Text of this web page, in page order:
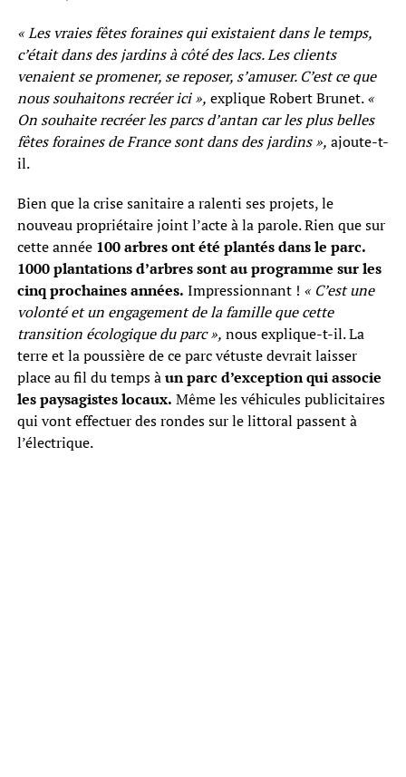
« Les vraies fêtes foraines qui existaient dans le temps,
c’était dans des jardins à côté des lacs. Les clients
venaient se promener, se reposer, s’amuser. C’est ce que
nous souhaitons recréer ici », explique Robert Brunet.«
On souhaite recréer les parcs d’antan car les plus belles
fêtes foraines de France sont dans des jardins », ajoute-t-
il.
Bien que la crise sanitaire a ralenti ses projets, le
nouveau propriétaire joint l’acte à la parole. Rien que sur
cette année 100 arbres ont été plantés dans le parc.
1000 plantations d’arbres sont au programme sur les
cinq prochaines années. Impressionnant ! « C’est une
volonté et un engagement de la famille que cette
transition écologique du parc », nous explique-t-il. La
terre et la poussière de ce parc vétuste devrait laisser
place au fil du temps àun parc d’exception qui associe
les paysagistes locaux. Même les véhicules publicitaires
qui vont effectuer des rondes sur le littoral passent à
l’électrique.